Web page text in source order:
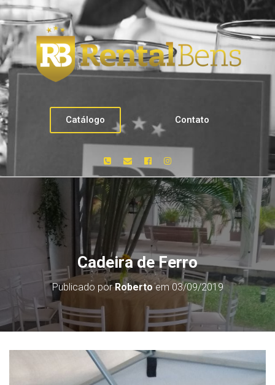
Catálogo Contato
Cadeira de Ferro
Publicado porRobertoem 03/09/2019